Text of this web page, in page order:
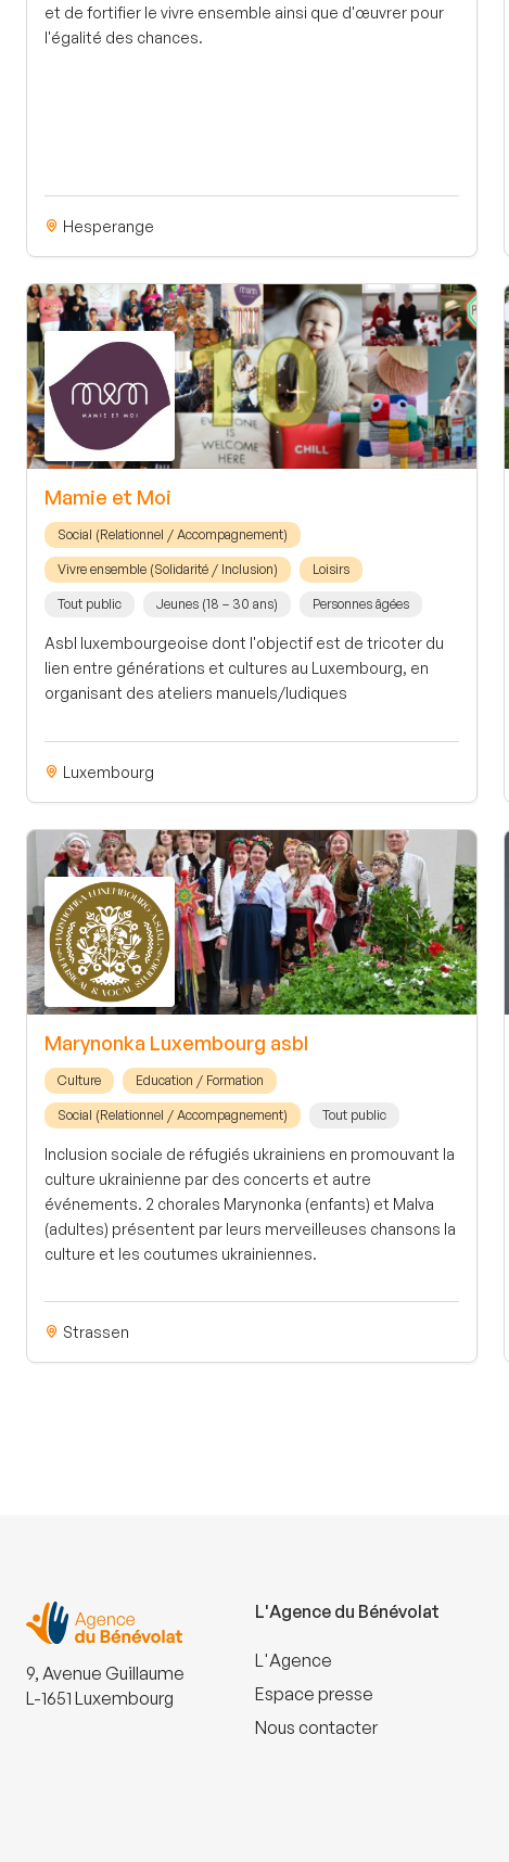
et de fortifier le vivre ensemble ainsi que d'œuvrer pour
l'égalité des chances.
Hesperange
Mamie et Moi
Social (Relationnel / Accompagnement)
Vivre ensemble (Solidarité / Inclusion) Loisirs
Tout public Jeunes (18 – 30 ans) Personnes âgées
Asbl luxembourgeoise dont l'objectif est de tricoter du
lien entre générations et cultures au Luxembourg, en
organisant des ateliers manuels/ludiques
Luxembourg
Marynonka Luxembourg asbl
Culture Education / Formation
Social (Relationnel / Accompagnement) Tout public
Inclusion sociale de réfugiés ukrainiens en promouvant la
culture ukrainienne par des concerts et autre
événements. 2 chorales Marynonka (enfants) et Malva
(adultes) présentent par leurs merveilleuses chansons la
culture et les coutumes ukrainiennes.
Strassen
9, Avenue Guillaume
L-1651 Luxembourg
L'Agence du Bénévolat
L'Agence
Espace presse
Nous contacter